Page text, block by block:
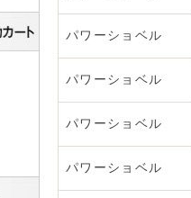
パワーショベル
パワーショベル
パワーショベル
パワーショベル